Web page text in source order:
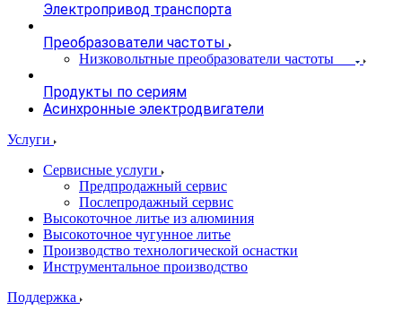
Электропривод транспорта
Преобразователи частоты
Низковольтные преобразователи частоты
Продукты по сериям
Асинхронные электродвигатели
Услуги
Сервисные услуги
Предпродажный сервис
Послепродажный сервис
Высокоточное литье из алюминия
Высокоточное чугунное литье
Производство технологической оснастки
Инструментальное производство
Поддержка